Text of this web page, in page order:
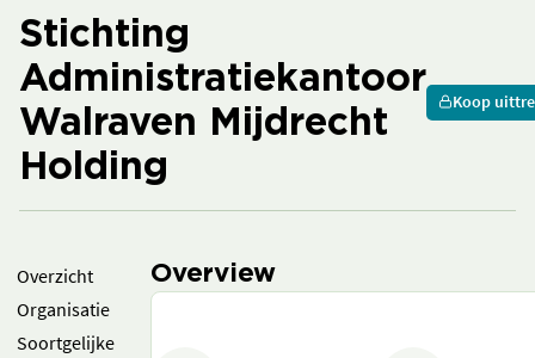
Stichting
Administratiekantoor
Walraven Mijdrecht
Holding
Koop
Overzicht
Organisatie
Soortgelijke
Overview